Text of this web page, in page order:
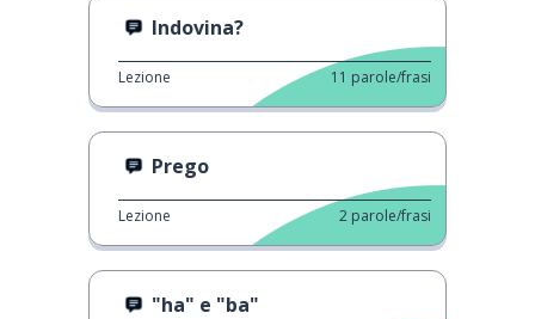
Indovina?
Lezione 11 parole/frasi
Prego
Lezione 2 parole/frasi
"ha" e "ba"